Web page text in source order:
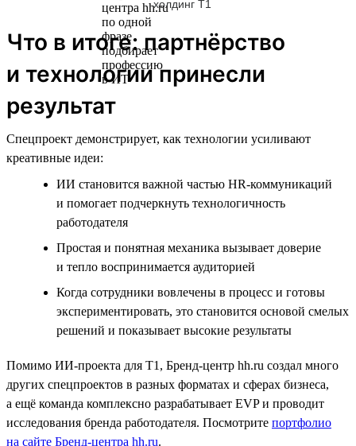
холдинг Т1
Что в итоге: партнёрство
и технологии принесли
результат
Спецпроект демонстрирует, как технологии усиливают
креативные идеи:
ИИ становится важной частью HR-коммуникаций
и помогает подчеркнуть технологичность
работодателя
Простая и понятная механика вызывает доверие
и тепло воспринимается аудиторией
Когда сотрудники вовлечены в процесс и готовы
экспериментировать, это становится основой смелых
решений и показывает высокие результаты
Помимо ИИ-проекта для T1, Бренд-центр hh.ru создал много
других спецпроектов в разных форматах и сферах бизнеса,
а ещё команда комплексно разрабатывает EVP и проводит
исследования бренда работодателя. Посмотрите портфолио
на сайте Бренд-центра hh.ru.